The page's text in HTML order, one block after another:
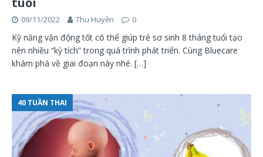
09/11/2022 Thu Huyền 0
Kỹ năng vận động tốt có thể giúp trẻ sơ sinh 8 tháng tuổi tạo
nên nhiều “kỳ tích” trong quá trình phát triển. Cùng Bluecare
khám phá về giai đoạn này nhé. […]
40 TUẦN THAI